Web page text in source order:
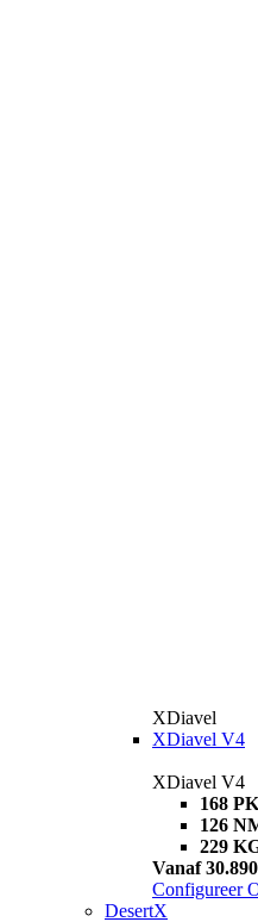
XDiavel
XDiavel V4
XDiavel V4
168 PK
126
229
Vanaf
Configureer
DesertX